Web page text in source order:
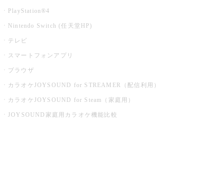
PlayStation®4
Nintendo Switch (任天堂HP)
テレビ
スマートフォンアプリ
ブラウザ
カラオケJOYSOUND for STREAMER（配信利用）
カラオケJOYSOUND for Steam（家庭用）
JOYSOUND家庭用カラオケ機能比較